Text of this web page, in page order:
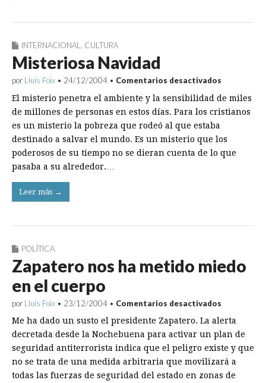
INTERNACIONAL CULTURA
Misteriosa Navidad
por Lluís Foix • 24/12/2004 • Comentarios desactivados
Navidad
El misterio penetra el ambiente y la sensibilidad de miles
de millones de personas en estos días. Para los cristianos
es un misterio la pobreza que rodeó al que estaba
destinado a salvar el mundo. Es un misterio que los
poderosos de su tiempo no se dieran cuenta de lo que
pasaba a su alrededor.…
Leer más →
POLÍTICA
Zapatero nos ha metido miedo
en el cuerpo
por Lluís Foix • 23/12/2004 • Comentarios desactivados
nos
ha
miedo
en
cuerpo
Me ha dado un susto el presidente Zapatero. La alerta
decretada desde la Nochebuena para activar un plan de
seguridad antiterrorista indica que el peligro existe y que
no se trata de una medida arbitraria que movilizará a
todas las fuerzas de seguridad del estado en zonas de